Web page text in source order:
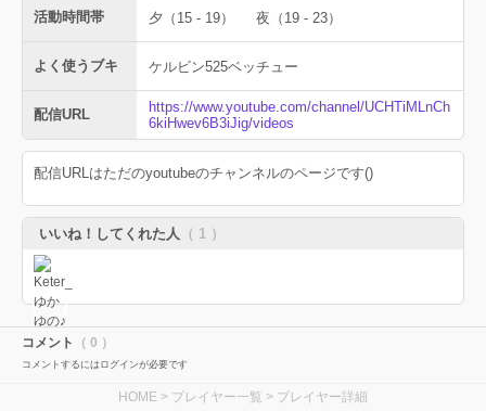
活動時間帯 夕（15 - 19） 夜（19 - 23）
よく使うブキ ケルビン525ベッチュー
配信URL
https://www.youtube.com/channel/UCHTiMLnCh
6kiHwev6B3iJig/videos
配信URLはただのyoutubeのチャンネルのページです()
いいね！してくれた人 （ 1 ）
コメント （ 0 ）
コメントするにはログインが必要です
HOME > プレイヤー一覧 > プレイヤー詳細